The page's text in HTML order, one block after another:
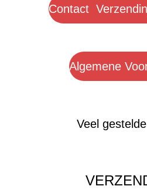
Contact
Algemene
Veel